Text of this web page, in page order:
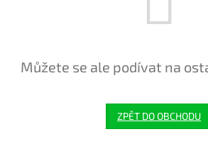
Můžete se ale podívat na
ZPĚT DO OBCHODU